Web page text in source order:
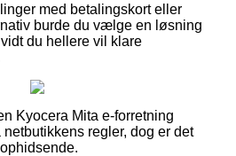
med betalingskort eller
burde du vælge en løsning
du hellere vil klare
Kyocera Mita e-forretning
regler, dog er det